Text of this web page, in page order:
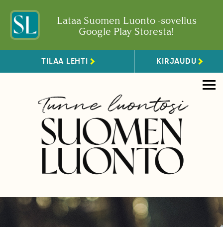
Lataa Suomen Luonto -sovellus
Google Play Storesta!
TILAA LEHTI KIRJAUDU